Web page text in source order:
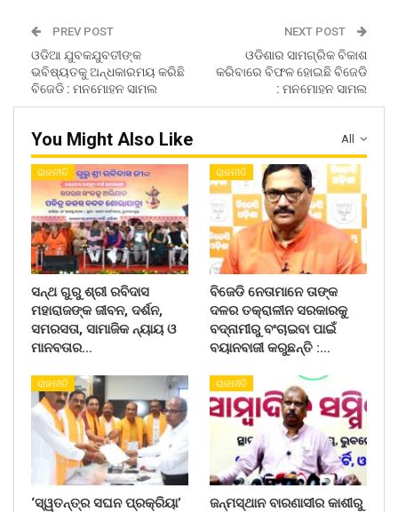
PREV POST
ଓଡିଆ ଯୁବକଯୁବତୀଙ୍କ
ଭବିଷ୍ୟତକୁ ଅନ୍ଧକାରମୟ କରିଛି
ବିଜେଡି : ମନମୋହନ ସାମଲ
NEXT POST
ଓଡିଶାର ସାମଗ୍ରିକ ବିକାଶ
କରିବାରେ ବିଫଳ ହୋଇଛି ବିଜେଡି
: ମନମୋହନ ସାମଲ
All
You Might Also Like
ରାଜନୀତି
ସନ୍ଥ ଗୁରୁ ଶ୍ରୀ ରବିଦାସ
ମହାରାଜଙ୍କ ଜୀବନ, ଦର୍ଶନ,
ସମରସତା, ସାମାଜିକ ନ୍ୟାୟ ଓ
ମାନବତାର…
ରାଜନୀତି
ବିଜେଡି ନେତାମାନେ ତାଙ୍କ
ଦଳର ତକ୍ରାଳୀନ ସରକାରକୁ
ବଦ୍ନାମୀରୁ ବଂଚାଇବା ପାଇଁ
ବୟାନବାଜୀ କରୁଛନ୍ତି :…
ରାଜନୀତି
‘ସ୍ୱତନ୍ତ୍ର ସଘନ ପ୍ରକ୍ରିୟା’
ରାଜନୀତି
ଜନ୍ମସ୍ଥାନ ବାରଣାସୀର କାଶୀରୁ